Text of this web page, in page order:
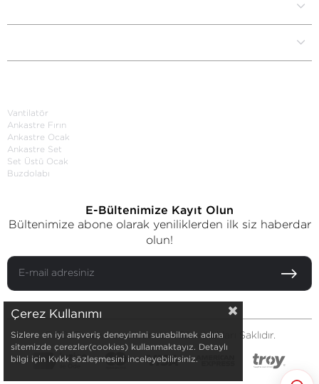
Vantilatör
Ankastre Fırın
Ankastre Ocak
Ankastre Set
Set Üstü Ocak
Buzdolabı
E-Bültenimize Kayıt Olun
Bültenimize abone olarak yeniliklerden ilk siz haberdar
olun!
© 2025 www.luxell.com.tr - Tüm Hakları Saklıdır.
Çerez Kullanımı
Sizlere en iyi alışveriş deneyimini sunabilmek adına
sitemizde çerezler(cookies) kullanmaktayız. Detaylı
bilgi için Kvkk sözleşmesini inceleyebilirsiniz.